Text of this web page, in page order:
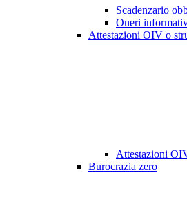
Scadenzario
Oneri
Attestazioni OIV o
Attestazioni
Burocrazia zero